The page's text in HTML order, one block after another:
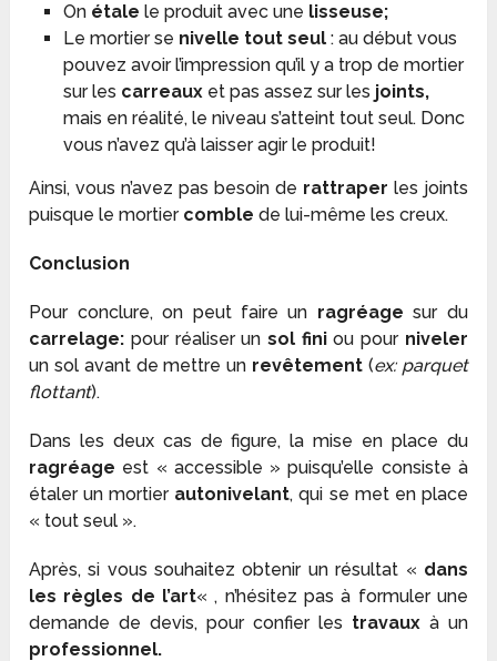
On étale le produit avec une lisseuse;
Le mortier se nivelle tout seul: au début vous
pouvez avoir l’impression qu’il y a trop de mortier
sur les carreauxet pas assez sur les joints,
mais en réalité, le niveau s’atteint tout seul. Donc
vous n’avez qu’à laisser agir le produit!
Ainsi, vous n’avez pas besoin de rattraper les joints
puisque le mortier comble de lui-même les creux.
Conclusion
Pour conclure, on peut faire un ragréage sur du
carrelage: pour réaliser un sol finiou pour niveler
un sol avant de mettre un revêtement (ex: parquet
flottant).
Dans les deux cas de figure, la mise en place du
ragréage est « accessible » puisqu’elle consiste à
étaler un mortier autonivelant, qui se met en place
« tout seul ».
Après, si vous souhaitez obtenir un résultat « dans
les règles de l’art« , n’hésitez pas à formuler une
demande de devis, pour confier les travauxà un
professionnel.